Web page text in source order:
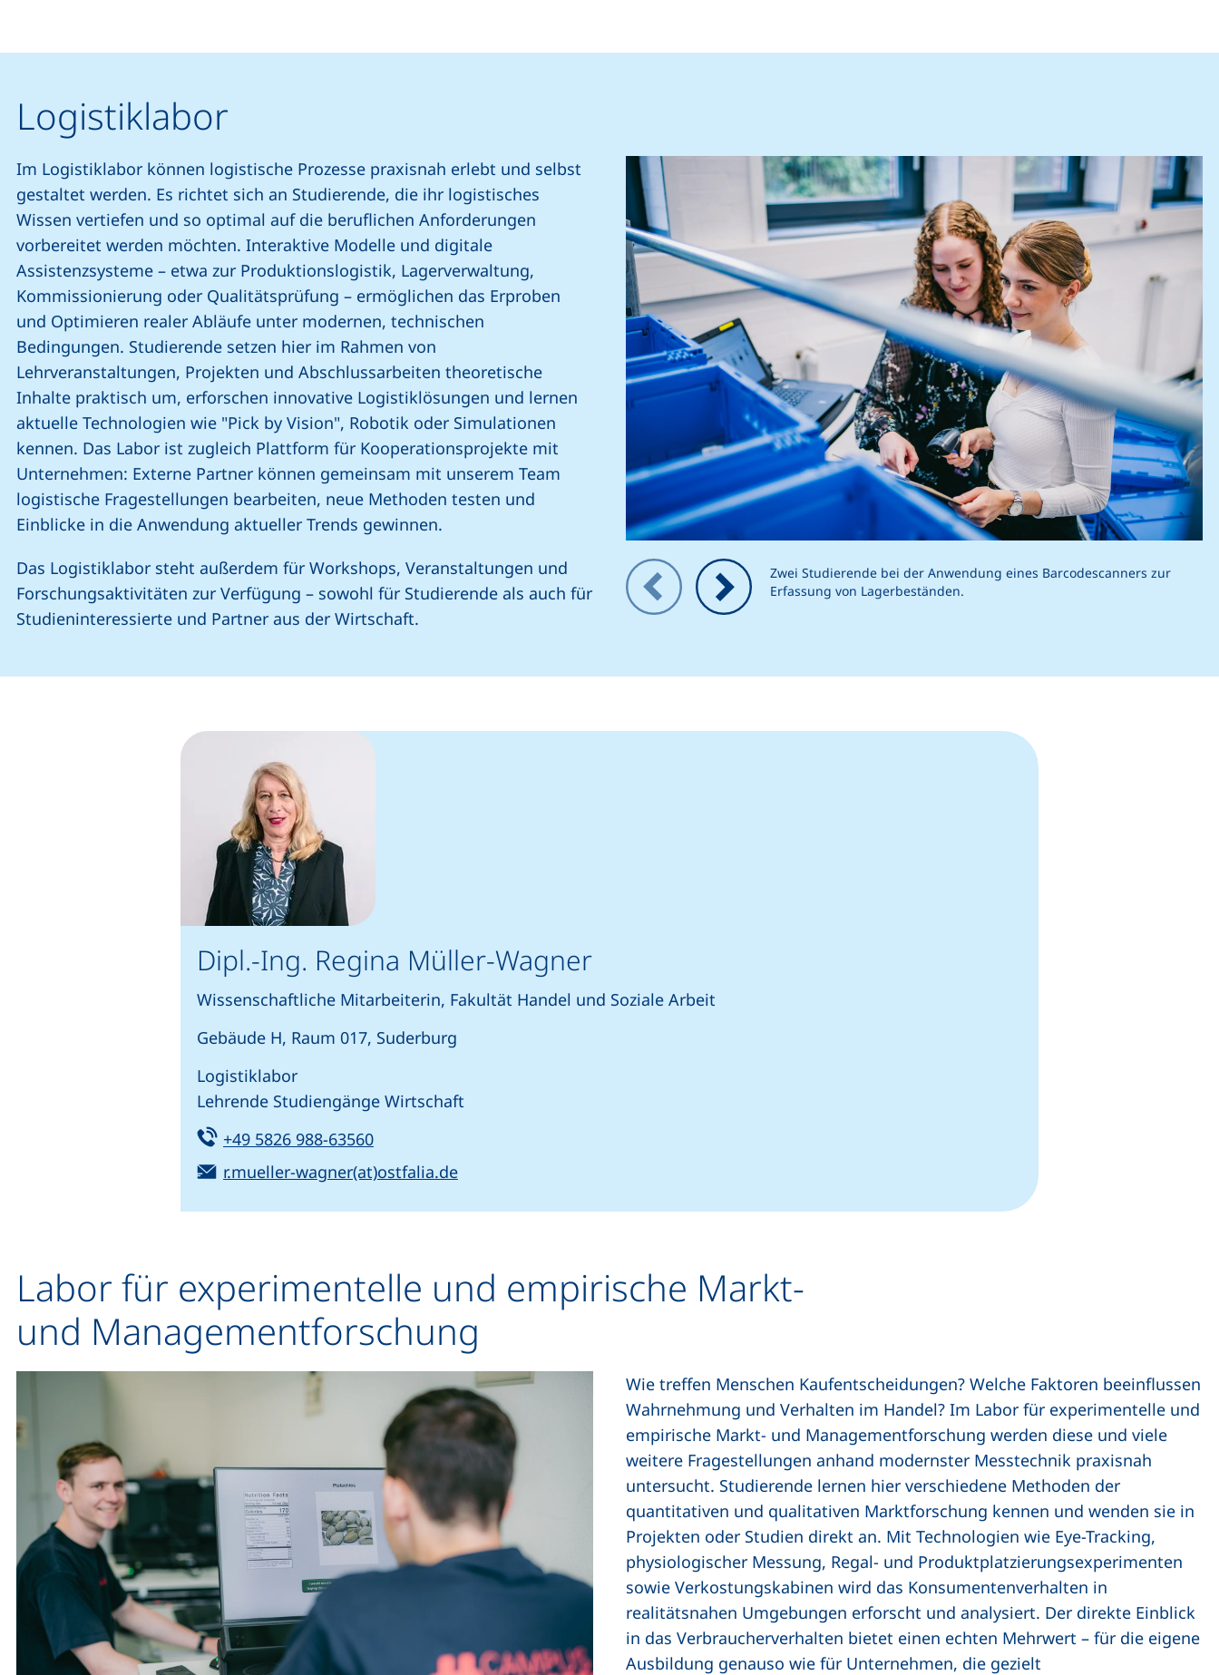
Logistiklabor
Im Logistiklabor können logistische Prozesse praxisnah erlebt und selbst
gestaltet werden. Es richtet sich an Studierende, die ihr logistisches
Wissen vertiefen und so optimal auf die beruflichen Anforderungen
vorbereitet werden möchten. Interaktive Modelle und digitale
Assistenzsysteme – etwa zur Produktionslogistik, Lagerverwaltung,
Kommissionierung oder Qualitätsprüfung – ermöglichen das Erproben
und Optimieren realer Abläufe unter modernen, technischen
Bedingungen. Studierende setzen hier im Rahmen von
Lehrveranstaltungen, Projekten und Abschlussarbeiten theoretische
Inhalte praktisch um, erforschen innovative Logistiklösungen und lernen
aktuelle Technologien wie "Pick by Vision", Robotik oder Simulationen
kennen. Das Labor ist zugleich Plattform für Kooperationsprojekte mit
Unternehmen: Externe Partner können gemeinsam mit unserem Team
logistische Fragestellungen bearbeiten, neue Methoden testen und
Einblicke in die Anwendung aktueller Trends gewinnen.
Das Logistiklabor steht außerdem für Workshops, Veranstaltungen und
Forschungsaktivitäten zur Verfügung – sowohl für Studierende als auch für
Studieninteressierte und Partner aus der Wirtschaft.
Zwei Studierende bei der Anwendung eines Barcodescanners zur
Erfassung von Lagerbeständen.
Zeigt Folie 1 von 3
Dipl.-Ing. Regina Müller-Wagner
Wissenschaftliche Mitarbeiterin, Fakultät Handel und Soziale Arbeit
Gebäude H, Raum 017, Suderburg
Logistiklabor
Lehrende Studiengänge Wirtschaft
Tel:
+49 5826 988-63560(startet einen Telefonanruf, wenn Ihr Gerät dies zulässt)
E-Mail:
r.mueller-wagner(at)ostfalia.de(öffnet Ihr E-Mail-Programm)
Labor für experimentelle und empirische Markt-
und Managementforschung
Wie treffen Menschen Kaufentscheidungen? Welche Faktoren beeinflussen
Wahrnehmung und Verhalten im Handel? Im Labor für experimentelle und
empirische Markt- und Managementforschung werden diese und viele
weitere Fragestellungen anhand modernster Messtechnik praxisnah
untersucht. Studierende lernen hier verschiedene Methoden der
quantitativen und qualitativen Marktforschung kennen und wenden sie in
Projekten oder Studien direkt an. Mit Technologien wie Eye-Tracking,
physiologischer Messung, Regal- und Produktplatzierungsexperimenten
sowie Verkostungskabinen wird das Konsumentenverhalten in
realitätsnahen Umgebungen erforscht und analysiert. Der direkte Einblick
in das Verbraucherverhalten bietet einen echten Mehrwert – für die eigene
Ausbildung genauso wie für Unternehmen, die gezielt